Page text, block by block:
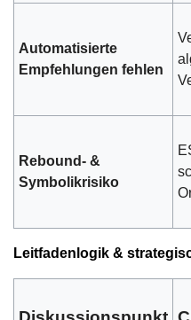
Automatisierte
Empfehlungen fehlen
Rebound- &
Symbolikrisiko
Leitfadenlogik &